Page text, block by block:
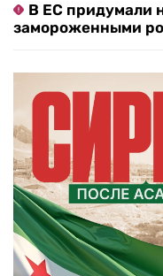
В ЕС придумали
замороженными